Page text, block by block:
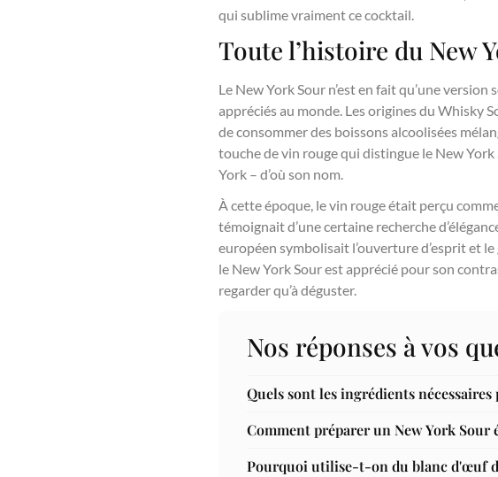
qui sublime vraiment ce cocktail.
Toute l’histoire du New
Le New York Sour n’est en fait qu’une
appréciés au monde. Les origines du Whisky
de consommer des boissons alcoolisées
touche de vin rouge qui distingue le New
York – d’où son nom.
À cette époque, le vin rouge était perçu
témoignait d’une certaine recherche
européen symbolisait l’ouverture d’esprit et
le New York Sour est apprécié pour son
regarder qu’à déguster.
Nos réponses à vos
Quels sont les ingrédients
Comment préparer un New York Sour
Pourquoi utilise-t-on du blanc d'œuf